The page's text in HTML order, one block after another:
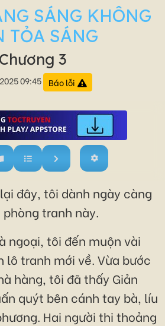
SÁNG KHÔNG
TỎA SÁNG
Chương 3
09:45 Báo lỗi
đây, tôi dành ngày càng
tranh này.
ngoại, tôi đến muộn vài
lô tranh mới về. Vừa bước
hàng, tôi đã thấy Giản
quýt bên cánh tay bà, líu
Hai người thi thoảng